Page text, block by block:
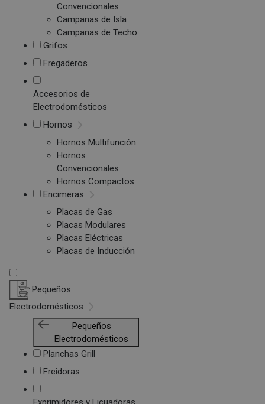
Convencionales
Campanas de Isla
Campanas de Techo
Grifos
Fregaderos
Accesorios de
Electrodomésticos
Hornos
Hornos Multifunción
Hornos
Convencionales
Hornos Compactos
Encimeras
Placas de Gas
Placas Modulares
Placas Eléctricas
Placas de Inducción
Pequeños
Electrodomésticos
Pequeños
Electrodomésticos
Planchas Grill
Freidoras